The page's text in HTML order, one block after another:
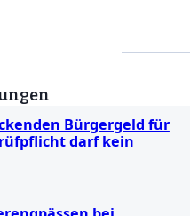
Bürgergeld für
darf kein